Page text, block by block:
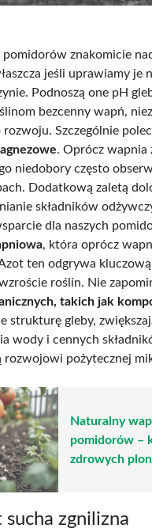
pomidorów znakomicie
jeśli uprawiamy je
Podnoszą one pH
bezcenny wapń,
rozwoju. Szczególnie
. Oprócz wapnia
niedobory często
Dodatkową zaletą
składników
dla naszych
, która oprócz
ten odgrywa
roślin. Nie
takich jak
strukturę gleby,
wody i cennych
rozwojowi pożytecznej
Naturalny
pomidorów –
zdrowych
zgnilizna